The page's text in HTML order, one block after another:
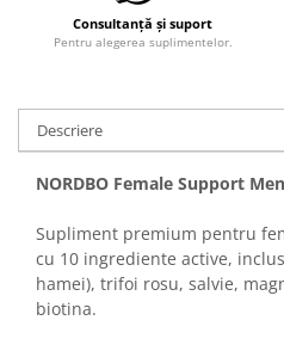
Consultanță și suport
Pentru alegerea suplimentelor.
Descriere
NORDBO Female Support
Supliment premium pentru
cu 10 ingrediente active,
hamei), trifoi rosu, salvie,
biotina.